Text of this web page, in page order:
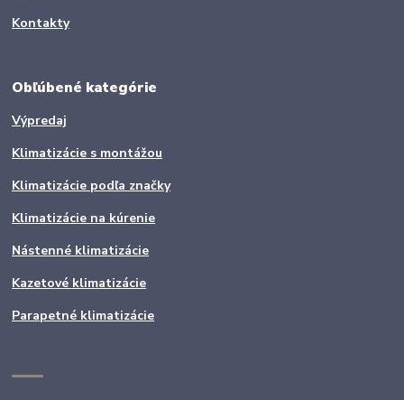
Kontakty
Obľúbené kategórie
Výpredaj
Klimatizácie s montážou
Klimatizácie podľa značky
Klimatizácie na kúrenie
Nástenné klimatizácie
Kazetové klimatizácie
Parapetné klimatizácie